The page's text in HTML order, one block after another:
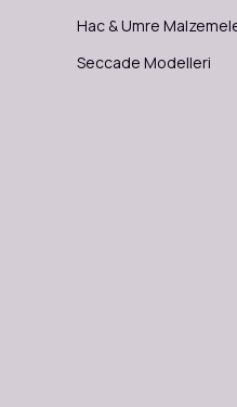
Hac & Umre
Seccade Modelleri